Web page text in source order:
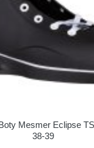
Mesmer Eclipse
38-39